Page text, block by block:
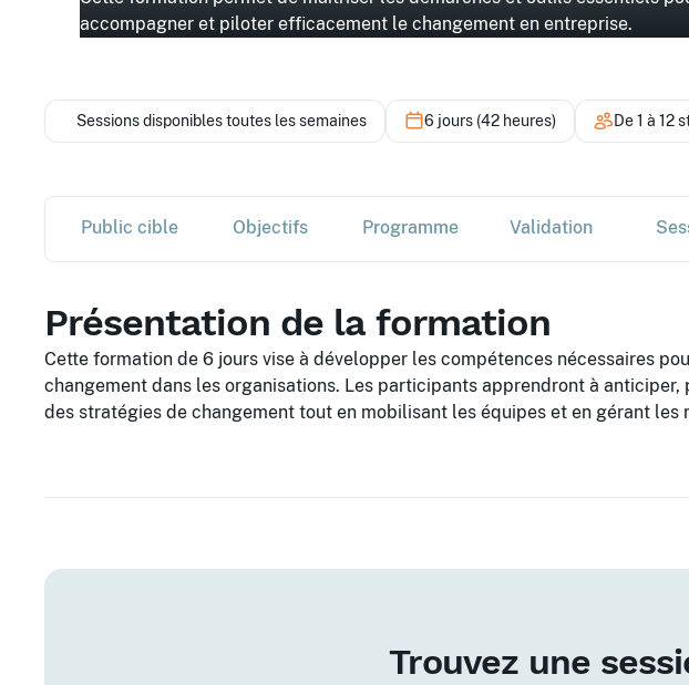
accompagner et piloter efficacement le changement en entreprise.
Sessions disponibles toutes les semaines 6 jours (42 heures) De 1 à 12
Public cible Objectifs Programme Validation
Présentation de la formation
Cette formation de 6 jours vise à développer les compétences nécessaires
changement dans les organisations. Les participants apprendront à
des stratégies de changement tout en mobilisant les équipes et en gérant les
Trouvez une